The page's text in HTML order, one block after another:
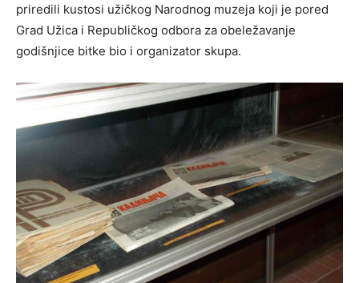
priredili kustosi užičkog Narodnog muzeja koji je pored
Grad Užica i Republičkog odbora za obeležavanje
godišnjice bitke bio i organizator skupa.